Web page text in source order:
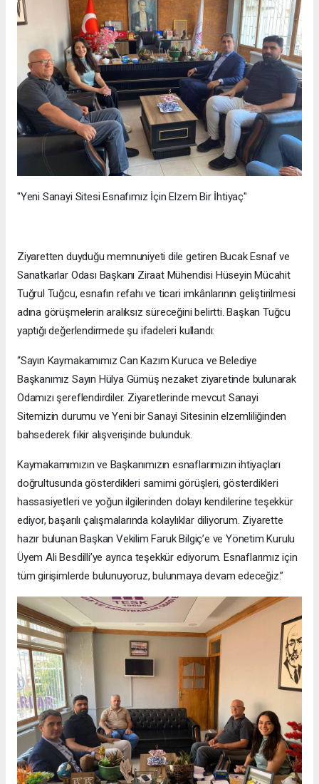
"Yeni Sanayi Sitesi Esnafımız İçin Elzem Bir İhtiyaç"
Ziyaretten duyduğu memnuniyeti dile getiren Bucak Esnaf ve
Sanatkarlar Odası Başkanı Ziraat Mühendisi Hüseyin Mücahit
Tuğrul Tuğcu, esnafın refahı ve ticari imkânlarının geliştirilmesi
adına görüşmelerin aralıksız süreceğini belirtti. Başkan Tuğcu
yaptığı değerlendirmede şu ifadeleri kullandı:
“Sayın Kaymakamımız Can Kazım Kuruca ve Belediye
Başkanımız Sayın Hülya Gümüş nezaket ziyaretinde bulunarak
Odamızı şereflendirdiler. Ziyaretlerinde mevcut Sanayi
Sitemizin durumu ve Yeni bir Sanayi Sitesinin elzemliliğinden
bahsederek fikir alışverişinde bulunduk.
Kaymakamımızın ve Başkanımızın esnaflarımızın ihtiyaçları
doğrultusunda gösterdikleri samimi görüşleri, gösterdikleri
hassasiyetleri ve yoğun ilgilerinden dolayı kendilerine teşekkür
ediyor, başarılı çalışmalarında kolaylıklar diliyorum. Ziyarette
hazır bulunan Başkan Vekilim Faruk Bilgiç’e ve Yönetim Kurulu
Üyem Ali Besdilli’ye ayrıca teşekkür ediyorum. Esnaflarımız için
tüm girişimlerde bulunuyoruz, bulunmaya devam edeceğiz.”